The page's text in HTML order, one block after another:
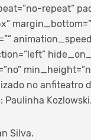
repeat”
no anfiteatro
Paulinha Kozlowski.
Silva.